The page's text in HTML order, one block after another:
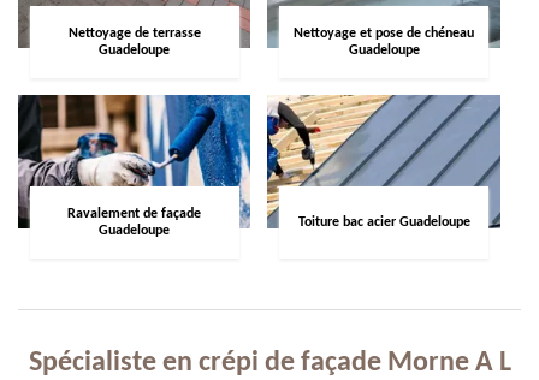
Nettoyage de terrasse
Guadeloupe
Nettoyage et pose de chéneau
Guadeloupe
Ravalement de façade
Guadeloupe
Toiture bac acier Guadeloupe
Spécialiste en crépi de façade Morne A L